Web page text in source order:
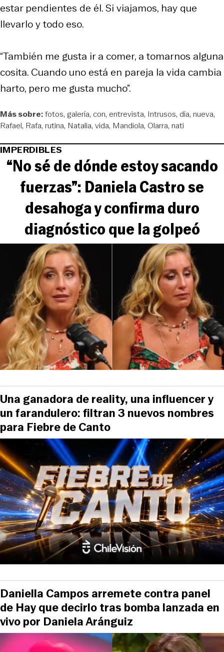
estar pendientes de él. Si viajamos, hay que
llevarlo y todo eso.
“También me gusta ir a comer, a tomarnos alguna
cosita. Cuando uno está en pareja la vida cambia
harto, pero me gusta mucho”.
Más sobre:fotos galería con entrevista Intrusos día nueva
Rafael Rafa rutina Natalia vida Mandiola Olarra nati
IMPERDIBLES
“No sé de dónde estoy sacando
fuerzas”: Daniela Castro se
desahoga y confirma duro
diagnóstico que la golpeó
Una ganadora de reality, una influencer y
un farandulero: filtran 3 nuevos nombres
para Fiebre de Canto
Daniella Campos arremete contra panel
de Hay que decirlo tras bomba lanzada en
vivo por Daniela Aránguiz